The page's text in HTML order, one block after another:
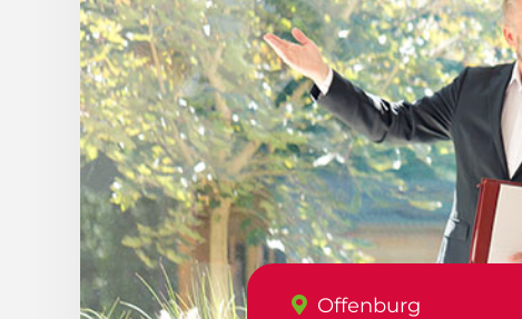
Offenburg